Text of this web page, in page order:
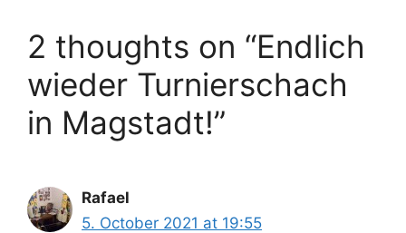
2 thoughts on “Endlich
wieder Turnierschach
in Magstadt!”
Rafael
5. October 2021 at 19:55